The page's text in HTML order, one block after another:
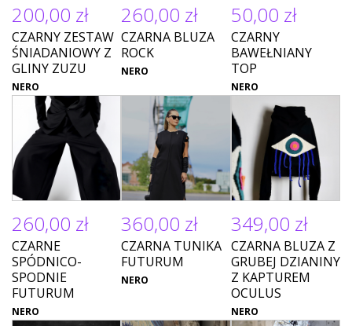
200,00 zł
CZARNY ZESTAW
ŚNIADANIOWY Z
GLINY ZUZU
NERO
260,00 zł
CZARNA BLUZA
ROCK
NERO
50,00 zł
CZARNY
BAWEŁNIANY
TOP
NERO
260,00 zł
CZARNE
SPÓDNICO-
SPODNIE
FUTURUM
NERO
360,00 zł
CZARNA TUNIKA
FUTURUM
NERO
349,00 zł
CZARNA BLUZA Z
GRUBEJ DZIANINY
Z KAPTUREM
OCULUS
NERO